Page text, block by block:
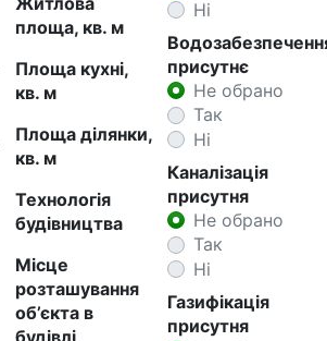
площа, кв. м
Площа кухні,
кв. м
Площа ділянки,
кв. м
Технологія
будівництва
Місце
розташування
об’єкта в
будівлі
Ні
присутнє
Не обрано
Так
Ні
Каналізація
присутня
Не обрано
Так
Ні
Газифікація
присутня